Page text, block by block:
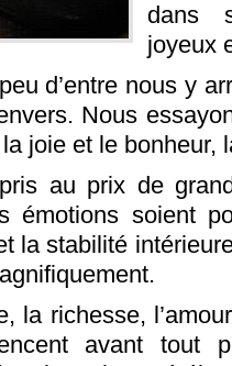
dans
joyeux
d’entre nous y
Nous
joie et le bonheur,
au prix de
émotions soient
la stabilité
la richesse,
avant tout